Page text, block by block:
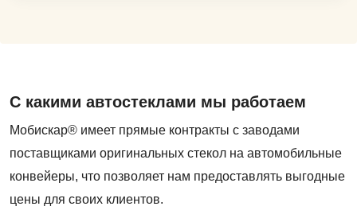
С какими автостеклами мы работаем
Мобискар® имеет прямые контракты с заводами
поставщиками оригинальных стекол на автомобильные
конвейеры, что позволяет нам предоставлять выгодные
цены для своих клиентов.